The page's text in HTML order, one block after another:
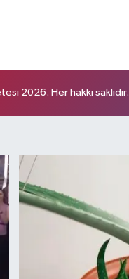
2026. Her hakkı saklıdır.